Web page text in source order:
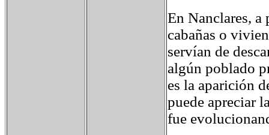
En Nanclares,
cabañas o
servían de
algún poblado
es la aparición
puede apreciar
fue